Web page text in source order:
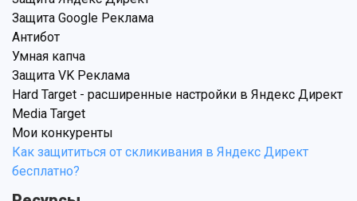
Защита Google Реклама
Антибот
Умная капча
Защита VK Реклама
Hard Target - расширенные настройки в Яндекс Директ
Media Target
Мои конкуренты
Как защититься от скликивания в Яндекс Директ
бесплатно?